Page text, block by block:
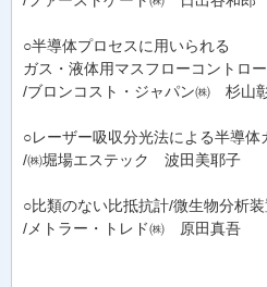
○半導体プロセスに用いられる
ガス・液体用マスフローコントロ
/ブロンコスト・ジャパン㈱ 杉山
○レーザー吸収分光法による半導体
/㈱堀場エステック 波田美耶子
○比類のない比抵抗計/微生物分析
/メトラー・トレド㈱ 原田真吾